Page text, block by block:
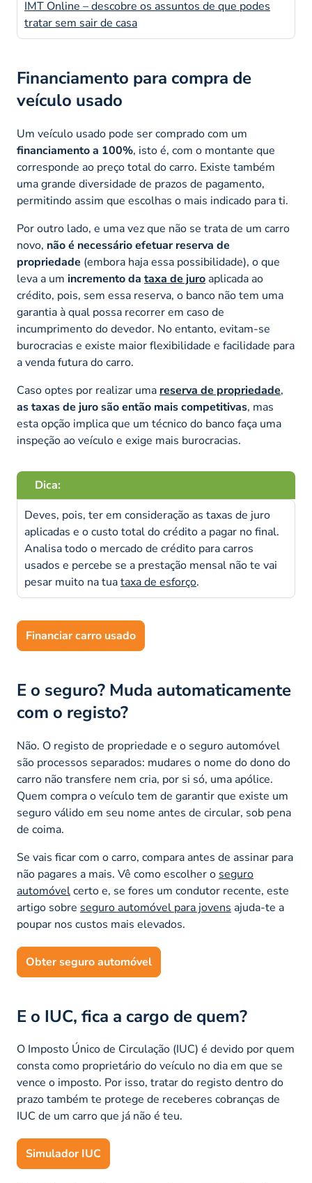
IMT Online – descobre os assuntos de que podes
tratar sem sair de casa
Financiamento para compra de
veículo usado
Um veículo usado pode ser comprado com um
financiamento a 100%, isto é, com o montante que
corresponde ao preço total do carro. Existe também
uma grande diversidade de prazos de pagamento,
permitindo assim que escolhas o mais indicado para ti.
Por outro lado, e uma vez que não se trata de um carro
novo, não é necessário efetuar reserva de
propriedade (embora haja essa possibilidade), o que
leva a um incremento da taxa de juro aplicada ao
crédito, pois, sem essa reserva, o banco não tem uma
garantia à qual possa recorrer em caso de
incumprimento do devedor. No entanto, evitam-se
burocracias e existe maior flexibilidade e facilidade para
a venda futura do carro.
Caso optes por realizar uma reserva de propriedade,
as taxas de juro são então mais competitivas, mas
esta opção implica que um técnico do banco faça uma
inspeção ao veículo e exige mais burocracias.
Dica:
Deves, pois, ter em consideração as taxas de juro
aplicadas e o custo total do crédito a pagar no final.
Analisa todo o mercado de crédito para carros
usados e percebe se a prestação mensal não te vai
pesar muito na tuataxa de esforço.
Financiar carro usado
E o seguro? Muda automaticamente
com o registo?
Não. O registo de propriedade e o seguro automóvel
são processos separados: mudares o nome do dono do
carro não transfere nem cria, por si só, uma apólice.
Quem compra o veículo tem de garantir que existe um
seguro válido em seu nome antes de circular, sob pena
de coima.
Se vais ficar com o carro, compara antes de assinar para
não pagares a mais. Vê como escolher o seguro
automóvelcerto e, se fores um condutor recente, este
artigo sobre seguro automóvel para jovens ajuda-te a
poupar nos custos mais elevados.
Obter seguro automóvel
E o IUC, fica a cargo de quem?
O Imposto Único de Circulação (IUC) é devido por quem
consta como proprietário do veículo no dia em que se
vence o imposto. Por isso, tratar do registo dentro do
prazo também te protege de receberes cobranças de
IUC de um carro que já não é teu.
Simulador IUC